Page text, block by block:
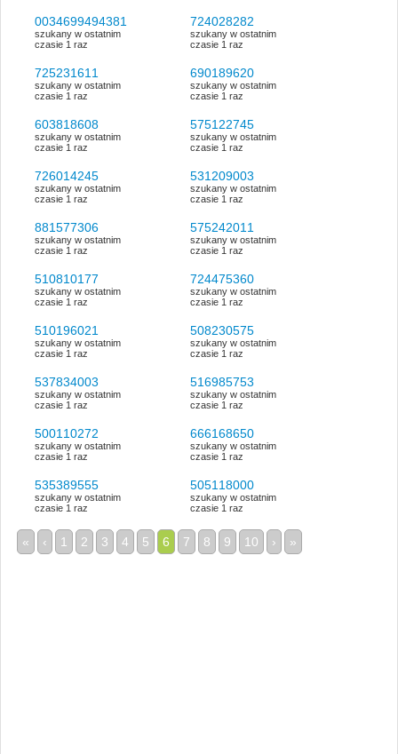
0034699494381
szukany w ostatnim
czasie 1 raz
724028282
szukany w ostatnim
czasie 1 raz
725231611
szukany w ostatnim
czasie 1 raz
690189620
szukany w ostatnim
czasie 1 raz
603818608
szukany w ostatnim
czasie 1 raz
575122745
szukany w ostatnim
czasie 1 raz
726014245
szukany w ostatnim
czasie 1 raz
531209003
szukany w ostatnim
czasie 1 raz
881577306
szukany w ostatnim
czasie 1 raz
575242011
szukany w ostatnim
czasie 1 raz
510810177
szukany w ostatnim
czasie 1 raz
724475360
szukany w ostatnim
czasie 1 raz
510196021
szukany w ostatnim
czasie 1 raz
508230575
szukany w ostatnim
czasie 1 raz
537834003
szukany w ostatnim
czasie 1 raz
516985753
szukany w ostatnim
czasie 1 raz
500110272
szukany w ostatnim
czasie 1 raz
666168650
szukany w ostatnim
czasie 1 raz
535389555
szukany w ostatnim
czasie 1 raz
505118000
szukany w ostatnim
czasie 1 raz
« ‹ 1 2 3 4 5 6 7 8 9 10 › »